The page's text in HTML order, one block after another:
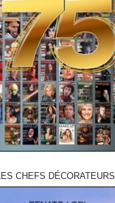
LES CHEFS DÉCORATEURS